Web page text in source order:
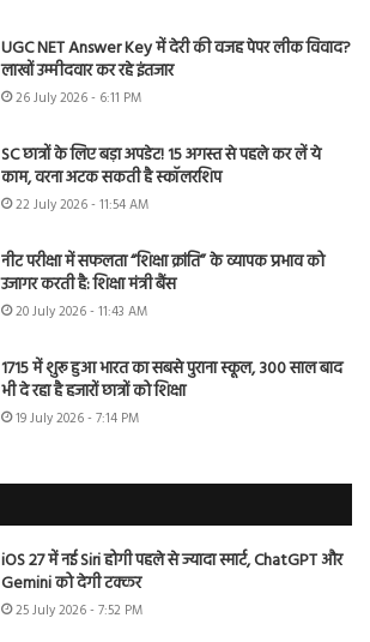
UGC NET Answer Key में देरी की वजह पेपर लीक विवाद?
लाखों उम्मीदवार कर रहे इंतजार
26 July 2026 - 6:11 PM
SC छात्रों के लिए बड़ा अपडेट! 15 अगस्त से पहले कर लें ये
काम, वरना अटक सकती है स्कॉलरशिप
22 July 2026 - 11:54 AM
नीट परीक्षा में सफलता “शिक्षा क्रांति” के व्यापक प्रभाव को
उजागर करती है: शिक्षा मंत्री बैंस
20 July 2026 - 11:43 AM
1715 में शुरू हुआ भारत का सबसे पुराना स्कूल, 300 साल बाद
भी दे रहा है हजारों छात्रों को शिक्षा
19 July 2026 - 7:14 PM
iOS 27 में नई Siri होगी पहले से ज्यादा स्मार्ट, ChatGPT और
Gemini को देगी टक्कर
25 July 2026 - 7:52 PM